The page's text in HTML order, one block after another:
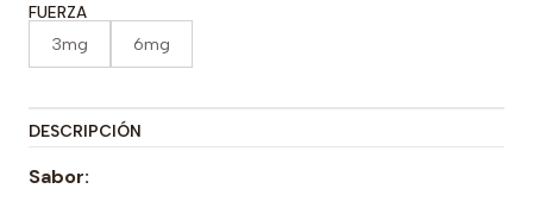
FUERZA
3mg 6mg
DESCRIPCIÓN
Sabor: